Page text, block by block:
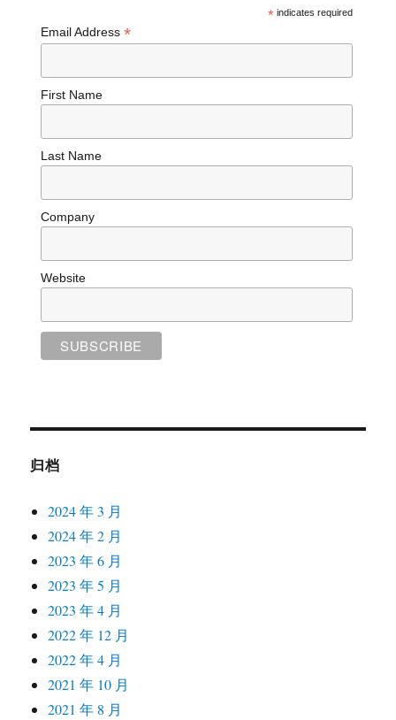
*indicates required
Email Address *
First Name
Last Name
Company
Website
归档
2024 年 3 月
2024 年 2 月
2023 年 6 月
2023 年 5 月
2023 年 4 月
2022 年 12 月
2022 年 4 月
2021 年 10 月
2021 年 8 月